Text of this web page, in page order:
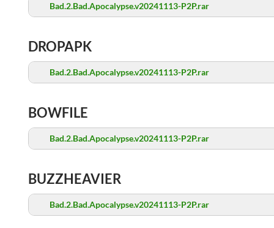
Bad.2.Bad.Apocalypse.v20241113-P2P.rar
DROPAPK
Bad.2.Bad.Apocalypse.v20241113-P2P.rar
BOWFILE
Bad.2.Bad.Apocalypse.v20241113-P2P.rar
BUZZHEAVIER
Bad.2.Bad.Apocalypse.v20241113-P2P.rar